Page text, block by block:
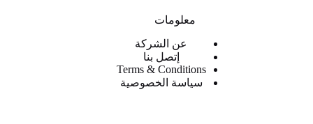
معلومات
عن الشركة
إتصل بنا
Terms & Conditions
سياسة الخصوصية